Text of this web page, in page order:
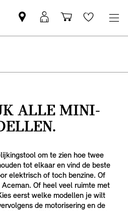
Vind
een
MyMini
login
Wishlist
ALLE MINI-
om te zien hoe twee
tot elkaar en vind de beste
elektrisch of toch benzine. Of
Of heel veel ruimte met
eerst welke modellen je wilt
de motorisering en de